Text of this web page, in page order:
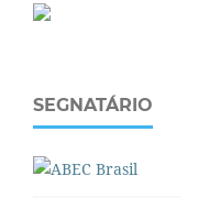
SEGNATÁRIO